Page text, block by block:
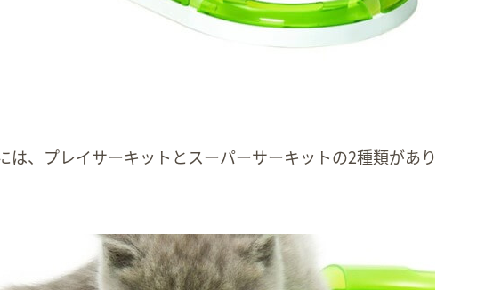
は、プレイサーキットとスーパーサーキットの2種類があり